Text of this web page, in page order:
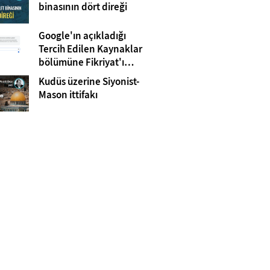
binasının dört direği
Google'ın açıkladığı
Tercih Edilen Kaynaklar
bölümüne Fikriyat'ı
eklemeyi unutmayın!
Kudüs üzerine Siyonist-
Mason ittifakı